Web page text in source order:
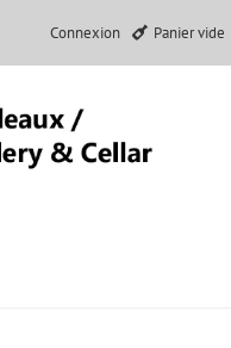
Connexion Panier vide